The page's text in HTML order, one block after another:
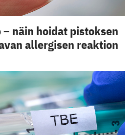
näin hoidat pistoksen
allergisen reaktion